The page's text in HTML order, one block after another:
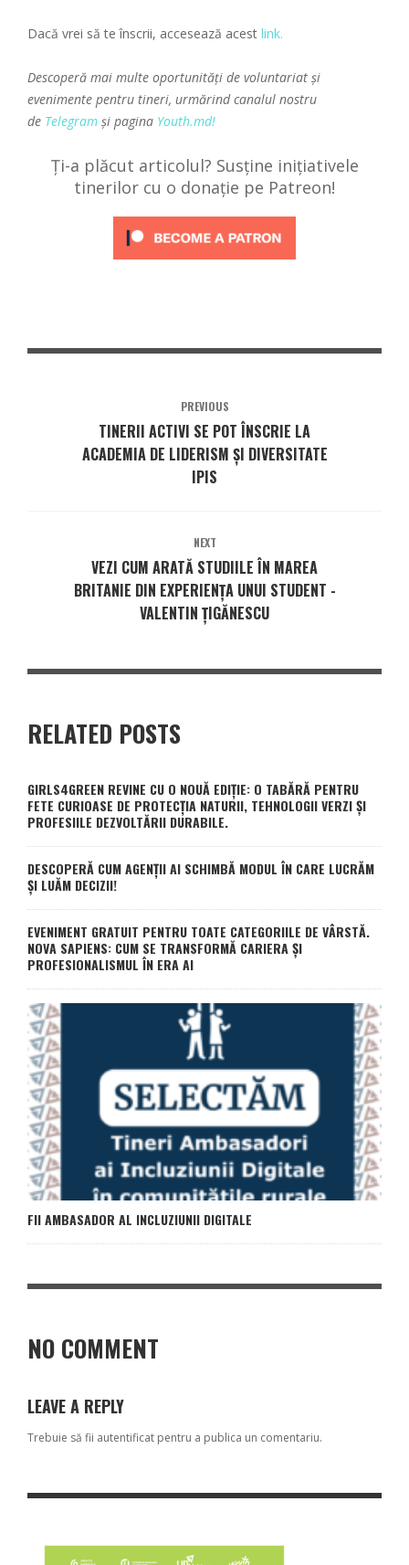
Dacă vrei să te înscrii, accesează acest link.
Descoperă mai multe oportunități de voluntariat și
evenimente pentru tineri, urmărind canalul nostru
de Telegram și pagina Youth.md!
Ți-a plăcut articolul? Susține inițiativele
tinerilor cu o donație pe Patreon!
PREVIOUS
TINERII ACTIVI SE POT ÎNSCRIE LA
ACADEMIA DE LIDERISM ȘI DIVERSITATE
IPIS
NEXT
VEZI CUM ARATĂ STUDIILE ÎN MAREA
BRITANIE DIN EXPERIENȚA UNUI STUDENT -
VALENTIN ȚIGĂNESCU
RELATED POSTS
GIRLS4GREEN REVINE CU O NOUĂ EDIȚIE: O TABĂRĂ PENTRU
FETE CURIOASE DE PROTECȚIA NATURII, TEHNOLOGII VERZI ȘI
PROFESIILE DEZVOLTĂRII DURABILE.
DESCOPERĂ CUM AGENȚII AI SCHIMBĂ MODUL ÎN CARE LUCRĂM
ȘI LUĂM DECIZII!
EVENIMENT GRATUIT PENTRU TOATE CATEGORIILE DE VÂRSTĂ.
NOVA SAPIENS: CUM SE TRANSFORMĂ CARIERA ȘI
PROFESIONALISMUL ÎN ERA AI
FII AMBASADOR AL INCLUZIUNII DIGITALE
NO COMMENT
LEAVE A REPLY
Trebuie să fii autentificat pentru a publica un comentariu.